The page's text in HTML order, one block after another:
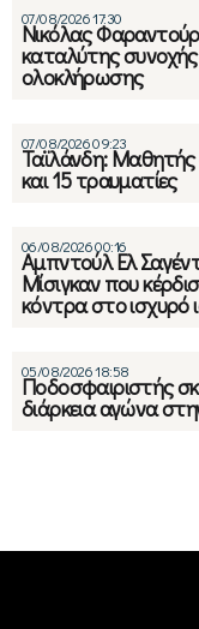
07/08/2026 17:30
Νικόλας
καταλύτης
ολοκλήρωσης
07/08/2026 09:23
Ταϊλάνδη: Μαθητής
και 15 τραυματίες
06/08/2026 00:16
Αμπντούλ Ελ
Μίσιγκαν που
κόντρα στο ισχυρό
05/08/2026 18:58
Ποδοσφαιριστής
διάρκεια αγώνα